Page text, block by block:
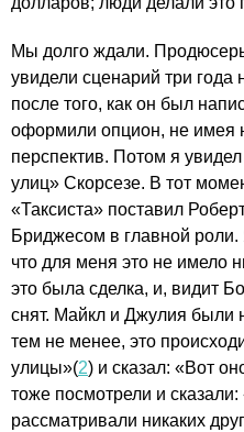
Мы долго ждали.
увидели сценарий три года
после того, как он был
оформили опцион, не имея
перспектив. Потом я
улиц» Скорсезе. В тот
«Таксиста» поставил
Бриджесом в главной
что для меня это не имело
это была сделка, и, видит
снят. Майкл и Джулия были
тем не менее, это
улицы»(2) и сказал: «Вот
тоже посмотрели и
рассматривали никаких